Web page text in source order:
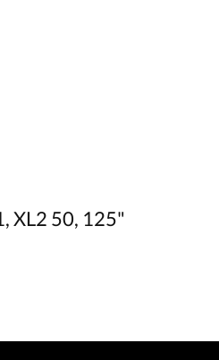
XL2 50, 125"